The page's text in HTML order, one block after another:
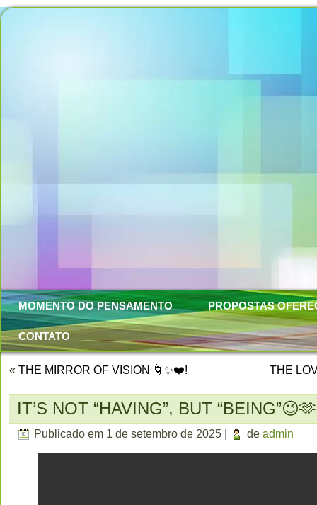
MOMENTO DO PENSAMENTO PROPOSTAS
CONTATO
« THE MIRROR OF VISION 🌀✨❤️! THE
IT’S NOT “HAVING”, BUT
Publicado em 1 de setembro de 2025 de admin